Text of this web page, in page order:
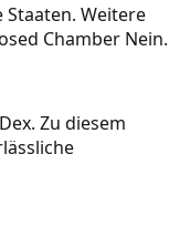
Weitere
Chamber Nein.
Zu diesem